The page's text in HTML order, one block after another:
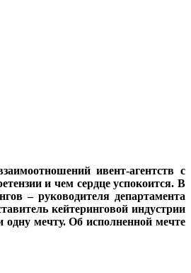
ивент-агентств с
и чем сердце успокоится. В
– руководителя департамента
кейтеринговой индустрии
мечту. Об исполненной мечте